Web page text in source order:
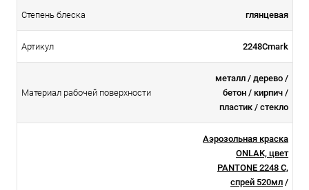
Степень блеска глянцевая
Артикул 2248Cmark
Материал рабочей поверхности
металл / дерево /
бетон / кирпич /
пластик / стекло
Аэрозольная краска
ONLAK, цвет
PANTONE 2248 C,
спрей 520мл /